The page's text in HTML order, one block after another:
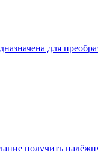
для
получить